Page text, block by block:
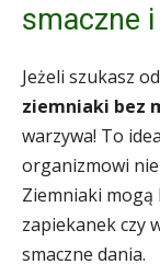
smaczne
Jeżeli szukasz
ziemniaki bez
warzywa! To
organizmowi
Ziemniaki mogą
zapiekanek czy
smaczne dania.